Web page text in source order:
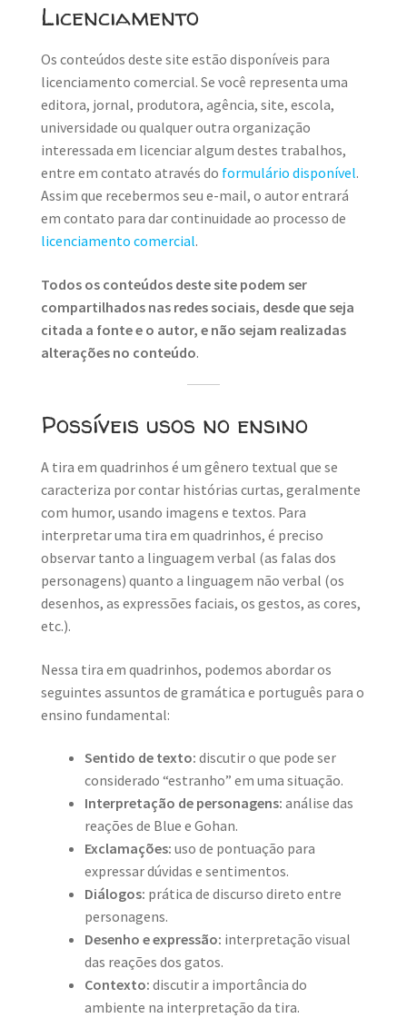
Licenciamento
Os conteúdos deste site estão disponíveis para
licenciamento comercial. Se você representa uma
editora, jornal, produtora, agência, site, escola,
universidade ou qualquer outra organização
interessada em licenciar algum destes trabalhos,
entre em contato através do formulário disponível.
Assim que recebermos seu e-mail, o autor entrará
em contato para dar continuidade ao processo de
licenciamento comercial.
Todos os conteúdos deste site podem ser
compartilhados nas redes sociais, desde que seja
citada a fonte e o autor, e não sejam realizadas
alterações no conteúdo.
Possíveis usos no ensino
A tira em quadrinhos é um gênero textual que se
caracteriza por contar histórias curtas, geralmente
com humor, usando imagens e textos. Para
interpretar uma tira em quadrinhos, é preciso
observar tanto a linguagem verbal (as falas dos
personagens) quanto a linguagem não verbal (os
desenhos, as expressões faciais, os gestos, as cores,
etc.).
Nessa tira em quadrinhos, podemos abordar os
seguintes assuntos de gramática e português para o
ensino fundamental:
Sentido de texto: discutir o que pode ser
considerado “estranho” em uma situação.
Interpretação de personagens: análise das
reações de Blue e Gohan.
Exclamações: uso de pontuação para
expressar dúvidas e sentimentos.
Diálogos: prática de discurso direto entre
personagens.
Desenho e expressão: interpretação visual
das reações dos gatos.
Contexto: discutir a importância do
ambiente na interpretação da tira.